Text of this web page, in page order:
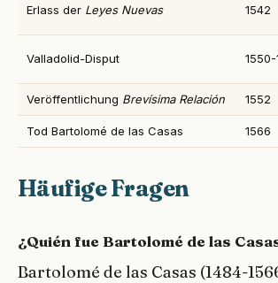
Erlass der Leyes Nuevas 1542
Valladolid-Disput 1550-
Veröffentlichung Brevísima Relación 1552
Tod Bartolomé de las Casas 1566
Häufige Fragen
¿Quién fue Bartolomé de las
Bartolomé de las Casas (1484-